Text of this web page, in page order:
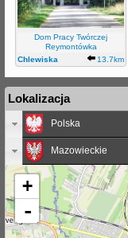
Dom Pracy Twórczej
Reymontówka
Chlewiska
13.7km
Lokalizacja
Polska
Mazowieckie
+
-